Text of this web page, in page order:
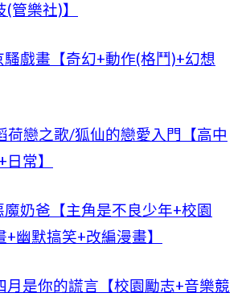
管樂社)】
騷戲畫【奇幻+動作(格鬥)+幻想
荷戀之歌/狐仙的戀愛入門【高中
常】
魔奶爸【主角是不良少年+校園
幽默搞笑+改編漫畫】
月是你的謊言【校園勵志+音樂競